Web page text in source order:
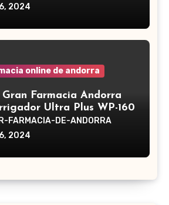
2024
online de andorra
Farmacia Andorra
Ultra Plus WP-160
FARMACIA-DE-ANDORRA
2024